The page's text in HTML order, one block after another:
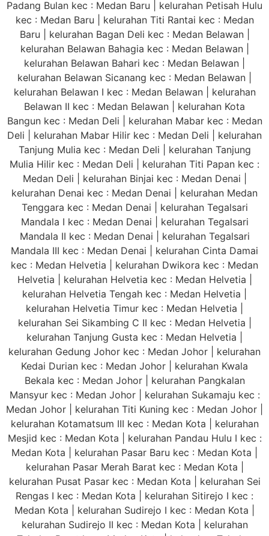
Padang Bulan kec : Medan Baru | kelurahan Petisah Hulu
kec : Medan Baru | kelurahan Titi Rantai kec : Medan
Baru | kelurahan Bagan Deli kec : Medan Belawan |
kelurahan Belawan Bahagia kec : Medan Belawan |
kelurahan Belawan Bahari kec : Medan Belawan |
kelurahan Belawan Sicanang kec : Medan Belawan |
kelurahan Belawan I kec : Medan Belawan | kelurahan
Belawan II kec : Medan Belawan | kelurahan Kota
Bangun kec : Medan Deli | kelurahan Mabar kec : Medan
Deli | kelurahan Mabar Hilir kec : Medan Deli | kelurahan
Tanjung Mulia kec : Medan Deli | kelurahan Tanjung
Mulia Hilir kec : Medan Deli | kelurahan Titi Papan kec :
Medan Deli | kelurahan Binjai kec : Medan Denai |
kelurahan Denai kec : Medan Denai | kelurahan Medan
Tenggara kec : Medan Denai | kelurahan Tegalsari
Mandala I kec : Medan Denai | kelurahan Tegalsari
Mandala II kec : Medan Denai | kelurahan Tegalsari
Mandala III kec : Medan Denai | kelurahan Cinta Damai
kec : Medan Helvetia | kelurahan Dwikora kec : Medan
Helvetia | kelurahan Helvetia kec : Medan Helvetia |
kelurahan Helvetia Tengah kec : Medan Helvetia |
kelurahan Helvetia Timur kec : Medan Helvetia |
kelurahan Sei Sikambing C II kec : Medan Helvetia |
kelurahan Tanjung Gusta kec : Medan Helvetia |
kelurahan Gedung Johor kec : Medan Johor | kelurahan
Kedai Durian kec : Medan Johor | kelurahan Kwala
Bekala kec : Medan Johor | kelurahan Pangkalan
Mansyur kec : Medan Johor | kelurahan Sukamaju kec :
Medan Johor | kelurahan Titi Kuning kec : Medan Johor |
kelurahan Kotamatsum III kec : Medan Kota | kelurahan
Mesjid kec : Medan Kota | kelurahan Pandau Hulu I kec :
Medan Kota | kelurahan Pasar Baru kec : Medan Kota |
kelurahan Pasar Merah Barat kec : Medan Kota |
kelurahan Pusat Pasar kec : Medan Kota | kelurahan Sei
Rengas I kec : Medan Kota | kelurahan Sitirejo I kec :
Medan Kota | kelurahan Sudirejo I kec : Medan Kota |
kelurahan Sudirejo II kec : Medan Kota | kelurahan